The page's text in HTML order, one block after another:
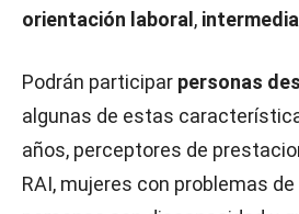
orientación laboral ,
Podrán participar personas
algunas de estas
años, perceptores de
RAI, mujeres con problemas